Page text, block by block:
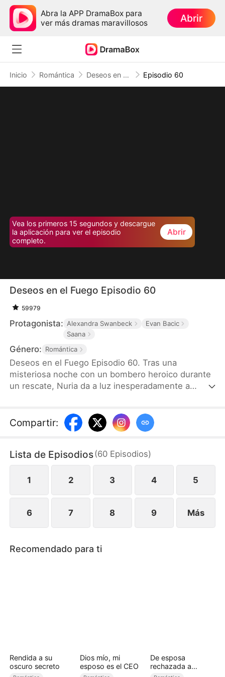
Abra la APP DramaBox para
ver más dramas maravillosos
Abrir
Inicio Romántica Deseos en el Fuego Episodio 60
Vea los primeros 15 segundos y descargue
la aplicación para ver el episodio
completo.
Abrir
Deseos en el Fuego Episodio 60
59979
Protagonista: Alexandra Swanbeck
Evan Bacic
Saana
Género: Romántica
Deseos en el Fuego Episodio 60. Tras una
misteriosa noche con un bombero heroico durante
un rescate, Nuria da a luz inesperadamente a
buenos en la tecnología y traviesos, rastrean a su
padre. Mientras el amor resurge y los enemigos se
resistir la tormenta de pasión y mentiras?
Compartir:
Lista de Episodios(60 Episodios)
1 2 3 4 5
6 7 8 9 Más
Recomendado para ti
Rendida a su
oscuro secreto
Dios mío, mi
esposo es el CEO
De esposa
rechazada a
princesa licántropa